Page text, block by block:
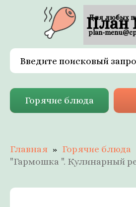
План
Горячие блюда
Главная Горячие блюда
"Гармошка ". Кулинарный
Для любых
plan-